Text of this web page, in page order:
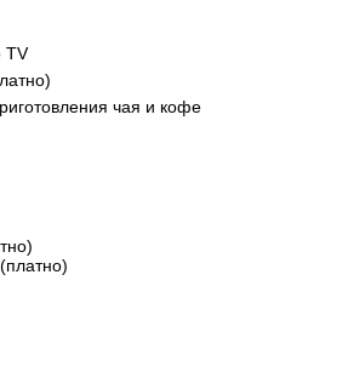
TV
чая и кофе